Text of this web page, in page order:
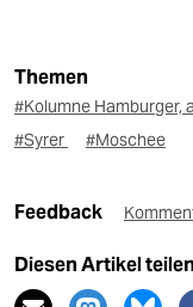
Themen
#Kolumne Hamburger,
#Syrer
#Moschee
Feedback
Diesen Artikel